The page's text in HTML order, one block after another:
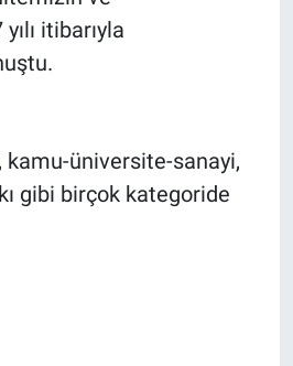
itibarıyla
kamu-üniversite-sanayi,
gibi birçok kategoride